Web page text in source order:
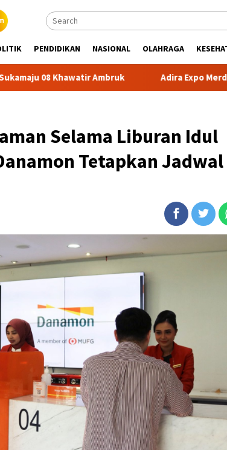
PENDIDIKAN NASIONAL OLAHRAGA
Ambruk Adira Expo Merdeka Tawarkan
Selama Liburan Idul
Tetapkan Jadwal